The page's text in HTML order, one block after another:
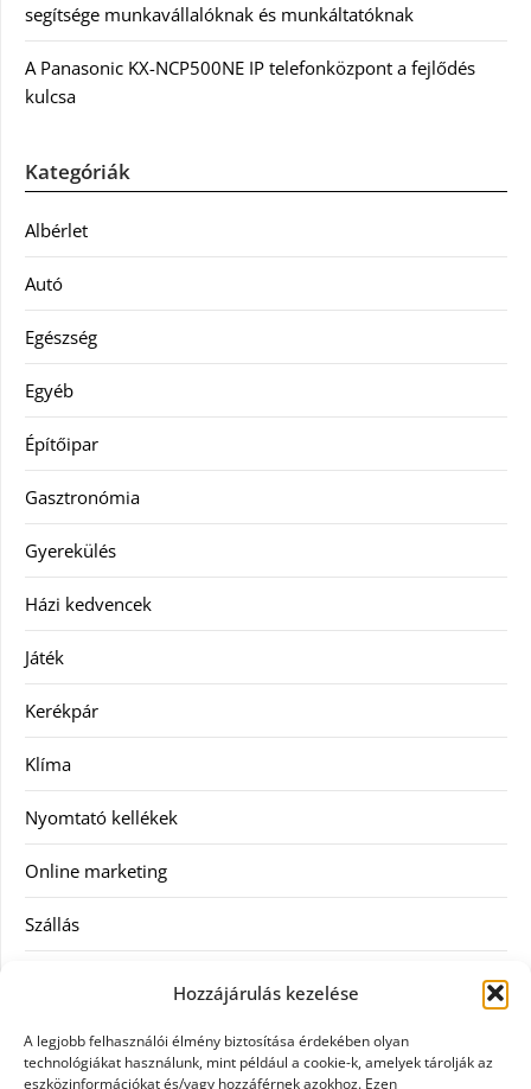
Hozzájárulás kezelése
A legjobb felhasználói élmény biztosítása érdekében olyan
technológiákat használunk, mint például a cookie-k, amelyek tárolják az
eszközinformációkat és/vagy hozzáférnek azokhoz. Ezen
segítsége munkavállalóknak és munkáltatóknak
A Panasonic KX-NCP500NE IP telefonközpont a fejlődés
kulcsa
Kategóriák
Albérlet
Autó
Egészség
Egyéb
Építőipar
Gasztronómia
Gyerekülés
Házi kedvencek
Játék
Kerékpár
Klíma
Nyomtató kellékek
Online marketing
Szállás
Szellőztető
Szolgáltatás